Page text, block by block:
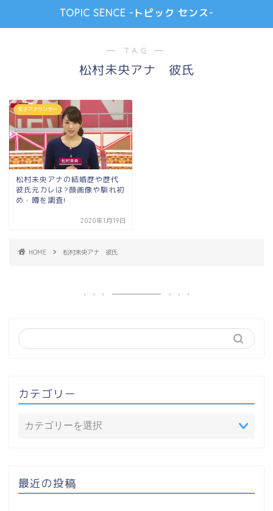
TOPIC SENCE -トピック センス-
― TAG ―
松村未央アナ 彼氏
女子アナウンサー
松村未央アナの結婚歴や歴代
彼氏元カレは?顔画像や馴れ初
め・噂を調査!
2020年1月19日
HOME 松村未央アナ 彼氏
カテゴリー
最近の投稿